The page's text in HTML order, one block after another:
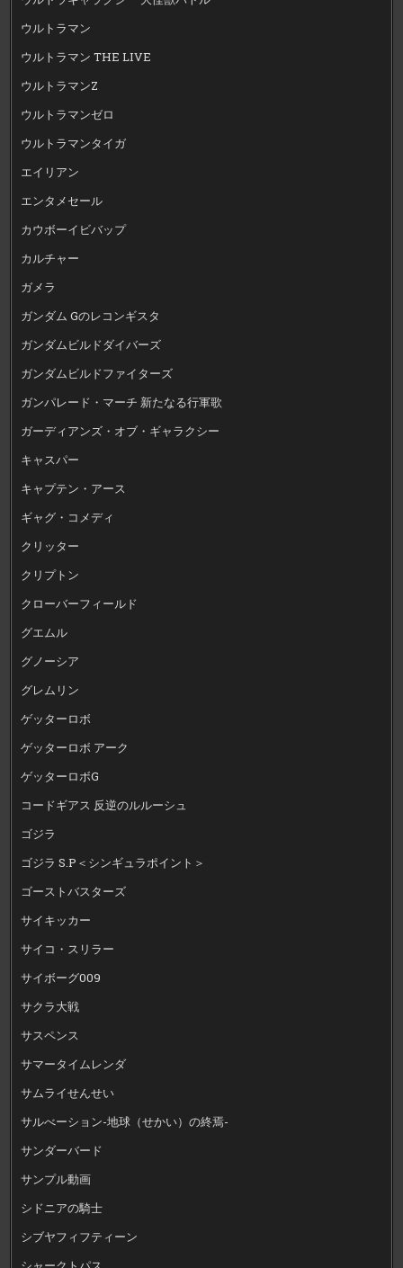
ウルトラマン
ウルトラマン THE LIVE
ウルトラマンZ
ウルトラマンゼロ
ウルトラマンタイガ
エイリアン
エンタメセール
カウボーイビバップ
カルチャー
ガメラ
ガンダム Gのレコンギスタ
ガンダムビルドダイバーズ
ガンダムビルドファイターズ
ガンパレード・マーチ 新たなる行軍歌
ガーディアンズ・オブ・ギャラクシー
キャスパー
キャプテン・アース
ギャグ・コメディ
クリッター
クリプトン
クローバーフィールド
グエムル
グノーシア
グレムリン
ゲッターロボ
ゲッターロボ アーク
ゲッターロボG
コードギアス 反逆のルルーシュ
ゴジラ
ゴジラ S.P＜シンギュラポイント＞
ゴーストバスターズ
サイキッカー
サイコ・スリラー
サイボーグ009
サクラ大戦
サスペンス
サマータイムレンダ
サムライせんせい
サルべーション-地球（せかい）の終焉-
サンダーバード
サンプル動画
シドニアの騎士
シブヤフィフティーン